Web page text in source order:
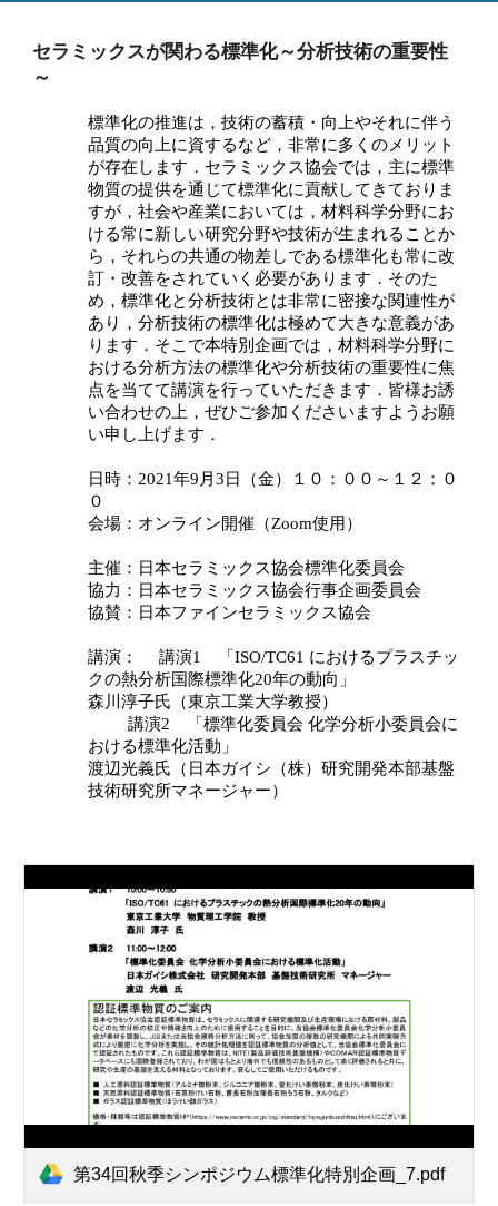
セラミックスが関わる標準化～分析技術の重要性
～
標準化の推進は，技術の蓄積・向上やそれに伴う
品質の向上に資するなど，非常に多くのメリット
が存在します．セラミックス協会では，主に標準
物質の提供を通じて標準化に貢献してきておりま
すが，社会や産業においては，材料科学分野にお
ける常に新しい研究分野や技術が生まれることか
ら，それらの共通の物差しである標準化も常に改
訂・改善をされていく必要があります．そのた
め，標準化と分析技術とは非常に密接な関連性が
あり，分析技術の標準化は極めて大きな意義があ
ります．そこで本特別企画では，材料科学分野に
おける分析方法の標準化や分析技術の重要性に焦
点を当てて講演を行っていただきます．皆様お誘
い合わせの上，ぜひご参加くださいますようお願
い申し上げます．
日時：2021年9月3日（金）
１０：００～１２：０
０
会場：オンライン開催（Zoom使用）
主催：日本セラミックス協会標準化委員会
協力：日本セラミックス協会行事企画委員会
協賛：日本ファインセラミックス協会
講演：
講演1　「ISO/TC61 におけるプラスチッ
クの熱分析国際標準化20年の動向」
森川淳子氏（東京工業大学教授）
講演2　「標準化委員会 化学分析小委員会に
おける標準化活動」
渡辺光義氏（日本ガイシ（株）研究開発本部基盤
技術研究所マネージャー）
第34回秋季シンポジウム標準化特別企画_7.pdf